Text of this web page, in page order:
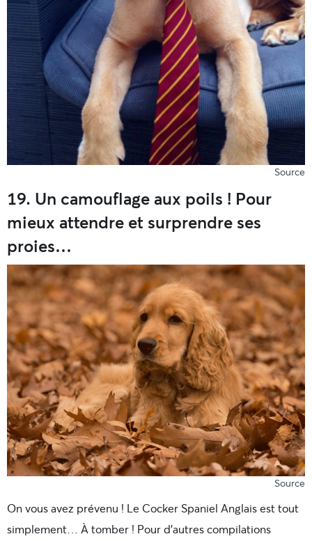
Source
19. Un camouflage aux poils ! Pour
mieux attendre et surprendre ses
proies…
Source
On vous avez prévenu ! Le Cocker Spaniel Anglais est tout
simplement… À tomber ! Pour d’autres compilations